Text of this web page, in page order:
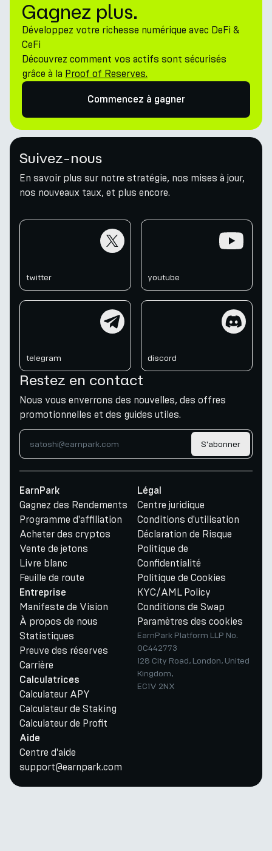
Gagnez plus.
Développez votre richesse numérique avec DeFi &
CeFi
Découvrez comment vos actifs sont sécurisés
grâce à la Proof of Reserves.
Commencez à gagner
Suivez-nous
En savoir plus sur notre stratégie, nos mises à jour,
nos nouveaux taux, et plus encore.
twitter youtube
telegram discord
Restez en contact
Nous vous enverrons des nouvelles, des offres
promotionnelles et des guides utiles.
S'abonner
EarnPark
Gagnez des Rendements
Programme d'affiliation
Acheter des cryptos
Vente de jetons
Livre blanc
Feuille de route
Entreprise
Manifeste de Vision
À propos de nous
Statistiques
Preuve des réserves
Carrière
Calculatrices
Calculateur APY
Calculateur de Staking
Calculateur de Profit
Aide
Centre d'aide
support@earnpark.com
Légal
Centre juridique
Conditions d'utilisation
Déclaration de Risque
Politique de
Confidentialité
Politique de Cookies
KYC/AML Policy
Conditions de Swap
Paramètres des cookies
EarnPark Platform LLP No.
OC442773
128 City Road, London, United
Kingdom,
EC1V 2NX